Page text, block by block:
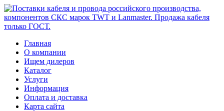
Главная
О компании
Ищем дилеров
Каталог
Услуги
Информация
Оплата и доставка
Карта сайта